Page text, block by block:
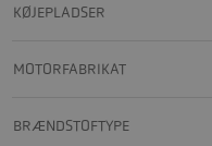
KØJEPLADSER
MOTORFABRIKAT
BRÆNDSTOFTYPE